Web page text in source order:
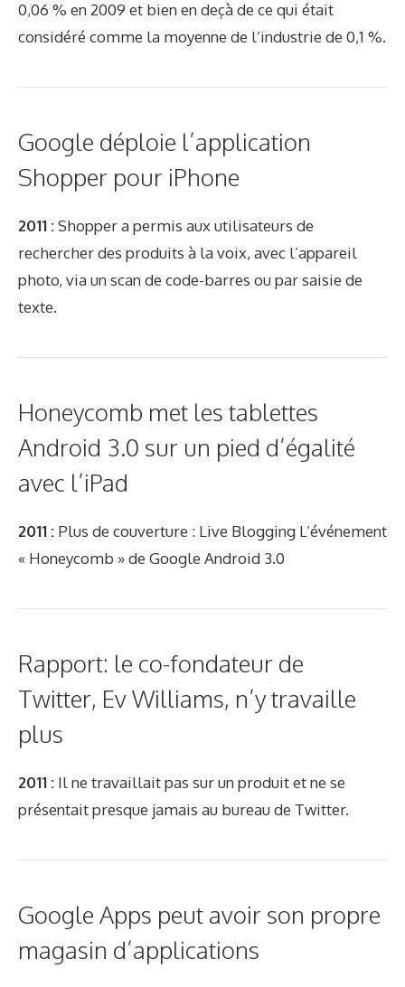
0,06 % en 2009 et bien en deçà de ce qui était
considéré comme la moyenne de l’industrie de 0,1 %.
Google déploie l’application
Shopper pour iPhone
2011 :Shopper a permis aux utilisateurs de
rechercher des produits à la voix, avec l’appareil
photo, via un scan de code-barres ou par saisie de
texte.
Honeycomb met les tablettes
Android 3.0 sur un pied d’égalité
avec l’iPad
2011 : Plus de couverture : Live Blogging L’événement
« Honeycomb » de Google Android 3.0
Rapport: le co-fondateur de
Twitter, Ev Williams, n’y travaille
plus
2011 : Il ne travaillait pas sur un produit et ne se
présentait presque jamais au bureau de Twitter.
Google Apps peut avoir son propre
magasin d’applications